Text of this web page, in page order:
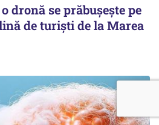
dronă se prăbușește pe
de turiști de la Marea